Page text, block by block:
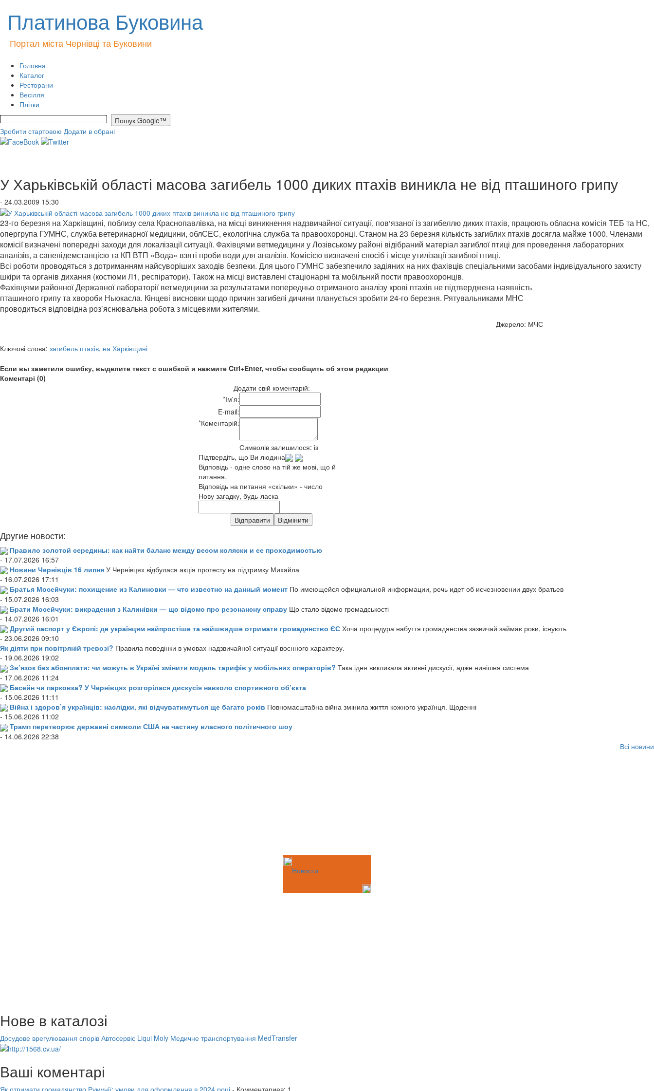
Платинова Буковина
Портал міста Чернівці та Буковини
Головна
Каталог
Ресторани
Весілля
Плітки
Зробити стартовою Додати в обрані
У Харьківській області масова загибель 1000 диких птахів виникла не від пташиного грипу
- 24.03.2009 15:30
23-го березня на Харківщині, поблизу села Краснопавлівка, на місці виникнення надзвичайної ситуації, пов‘язаної із загибеллю диких птахів, працюють обласна комісія ТЕБ та НС,
опергрупа ГУМНС, служба ветеринарної медицини, облСЕС, екологічна служба та правоохоронці. Станом на 23 березня кількість загиблих птахів досягла майже 1000. Членами
комісії визначені попередні заходи для локалізації ситуації. Фахівцями ветмедицини у Лозівському районі відібраний матеріал загиблої птиці для проведення лабораторних
аналізів, а санепідемстанцією та КП ВТП «Вода» взяті проби води для аналізів. Комісією визначені спосіб і місце утилізації загиблої птиці.
Всі роботи проводяться з дотриманням найсуворіших заходів безпеки. Для цього ГУМНС забезпечило задіяних на них фахівців спеціальними засобами індивідуального захисту
шкіри та органів дихання (костюми Л1, респіратори). Також на місці виставлені стаціонарні та мобільний пости правоохоронців.
Фахівцями районної Державної лабораторії ветмедицини за результатами попередньо отриманого аналізу крові птахів не підтверджена наявність
пташиного грипу та хвороби Ньюкасла. Кінцеві висновки щодо причин загибелі дичини планується зробити 24-го березня. Рятувальниками МНС
проводиться відповідна роз’яснювальна робота з місцевими жителями.
Джерело: МЧС
Ключові слова: загибель птахів, на Харківщині
Если вы заметили ошибку, выделите текст с ошибкой и нажмите Ctrl+Enter, чтобы сообщить об этом редакции
Коментарі (0)
Додати свій коментарій:
*Ім'я:
E-mail:
*Коментарій:
Символів залишилося: із
Підтвердіть, що Ви людина
Відповідь - одне слово на тій же мові, що й
питання.
Відповідь на питання «скільки» - число
Нову загадку, будь-ласка
Другие новости:
Правило золотой середины: как найти баланс между весом коляски и ее проходимостью
- 17.07.2026 16:57
Новини Чернівців 16 липня У Чернівцях відбулася акція протесту на підтримку Михайла
- 16.07.2026 17:11
Братья Мосейчуки: похищение из Калиновки — что известно на данный момент По имеющейся официальной информации, речь идет об исчезновении двух братьев
- 15.07.2026 16:03
Брати Мосейчуки: викрадення з Калинівки — що відомо про резонансну справу Що стало відомо громадськості
- 14.07.2026 16:01
Другий паспорт у Європі: де українцям найпростіше та найшвидше отримати громадянство ЄС Хоча процедура набуття громадянства зазвичай займає роки, існують
- 23.06.2026 09:10
Як діяти при повітряній тревозі? Правила поведінки в умовах надзвичайної ситуації воєнного характеру.
- 19.06.2026 19:02
Зв’язок без абонплати: чи можуть в Україні змінити модель тарифів у мобільних операторів? Така ідея викликала активні дискусії, адже нинішня система
- 17.06.2026 11:24
Басейн чи парковка? У Чернівцях розгорілася дискусія навколо спортивного об’єкта
- 15.06.2026 11:11
Війна і здоров’я українців: наслідки, які відчуватимуться ще багато років Повномасштабна війна змінила життя кожного українця. Щоденні
- 15.06.2026 11:02
Трамп перетворює державні символи США на частину власного політичного шоу
- 14.06.2026 22:38
Всі новини
Новости
Нове в каталозі
Досудове врегулювання спорів Автосервіс Liqui Moly Медичне транспортування MedTransfer
Ваші коментарі
Як отримати громадянство Румунії: умови для оформлення в 2024 році - Комментариев: 1